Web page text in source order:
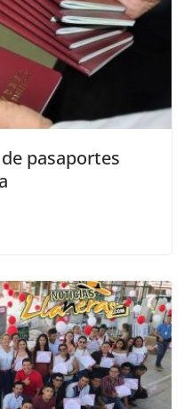
pasaportes